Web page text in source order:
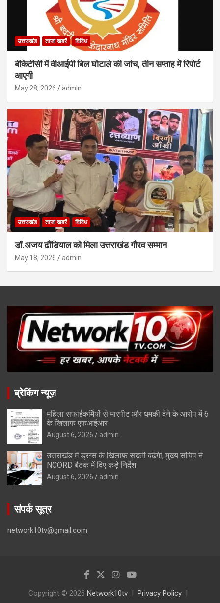
उत्तराखंड ताजा खबरें विविध
बीकेटीसी में वीआईपी बिल घोटाले की जांच, तीन सप्ताह में रिपोर्ट
आएगी
May 28, 2026 admin
उत्तराखंड ताजा खबरें विविध
डॉ.अजय ढौंडियाल को मिला उत्तराखंड गौरव सम्मान
May 18, 2026 admin
ब्रेकिंग न्यूज़
महिला सफाईकर्मियों से मारपीट और धमकी देने के आरोप में 6
के खिलाफ एफआईआर
August 6, 2026 admin
उत्तराखंड में ड्रग्स के खिलाफ सख्ती बढ़ेगी, मुख्य सचिव ने
NCORD बैठक में दिए कड़े निर्देश
August 6, 2026 admin
संपर्क सूत्र
network10tv@gmail.com
Copyright © 2026 Network10tv
Privacy Policy